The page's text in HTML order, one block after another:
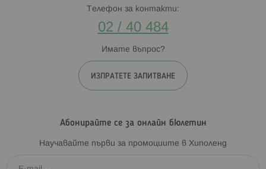
Телефон за контакти:
02 / 40 484
Имате въпрос?
ИЗПРАТЕТЕ ЗАПИТВАНЕ
Абонирайте се за онлайн бюлетин
Научавайте първи за промоциите в Хиполенд